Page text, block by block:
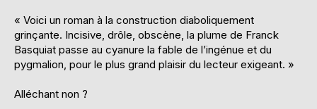
« Voici un roman à la construction diaboliquement
grinçante. Incisive, drôle, obscène, la plume de Franck
Basquiat passe au cyanure la fable de l’ingénue et du
pygmalion, pour le plus grand plaisir du lecteur exigeant. »
Alléchant non ?